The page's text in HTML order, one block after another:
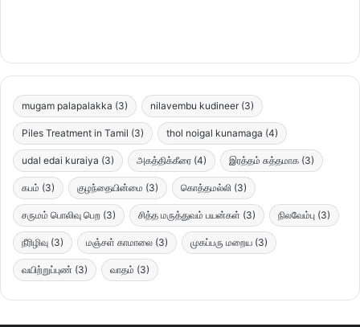
mugam palapalakka (3) nilavembu kudineer (3)
Piles Treatment in Tamil (3) thol noigal kunamaga (4)
udal edai kuraiya (3) அகத்திக்கீரை (4) இரத்தம் சுத்தமாக (3)
கபம் (3) குழந்தையின்மை (3) கொத்தமல்லி (3)
சருமம் பொலிவு பெற (3) சித்த மருத்துவம் பயன்கள் (3) நிலவேம்பு (3)
நீரிழிவு (3) மஞ்சள் காமாலை (3) முகப்பரு மறைய (3)
வயிற்றுப்புண் (3) வாதம் (3)